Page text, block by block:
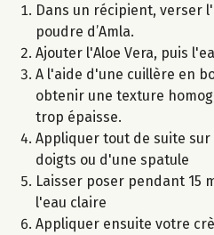
Dans un récipient, verser
poudre d’Amla.
Ajouter l'Aloe Vera, puis
A l'aide d'une cuillère en
obtenir une texture
trop épaisse.
Appliquer tout de suite sur
doigts ou d'une spatule
Laisser poser pendant 15
l'eau claire
Appliquer ensuite votre